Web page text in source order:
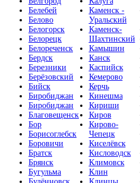
Белебей
Белово
Белогорск
Белорецк
Белореченск
Бердск
Березники
Берёзовский
Бийск
Биробиджан
Биробиджан
Благовещенск
Бор
Борисоглебск
Боровичи
Братск
Брянск
Бугульма
Каменск -
Уральский
Каменск-
Шахтинский
Камышин
Канск
Каспийск
Кемерово
Керчь
Кинешма
Кириши
Киров
Кирово-
Чепецк
Киселёвск
Кисловодск
Климовск
Клин